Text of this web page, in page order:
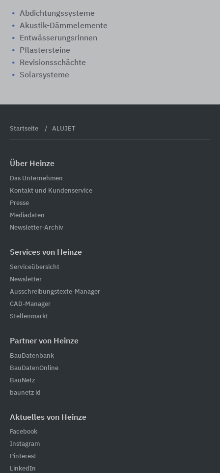
Abdichtungssysteme
Akustik-Dämmelemente
Entwässerungsrinnen
Pflastersteine
Revisionsschächte
Solarsysteme
Startseite ALUJET
Über Heinze
Das Unternehmen
Kontakt und Kundenservice
Presse
Mediadaten
Newsletter-Archiv
Services von Heinze
Serviceübersicht
Newsletter
Ausschreibungstexte-Manager
CAD-Manager
Stellenmarkt
Partner von Heinze
BauDatenbank
BauDatenOnline
BauNetz
baunetz id
Aktuelles von Heinze
Facebook
Instagram
Pinterest
LinkedIn